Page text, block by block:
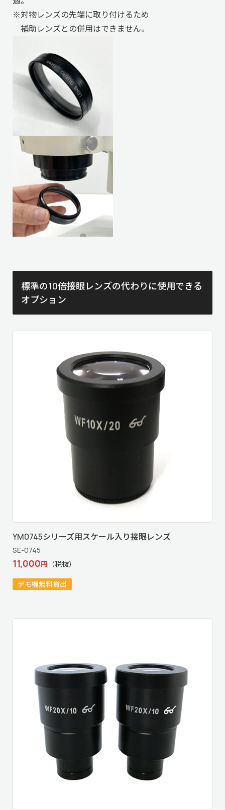
※対物レンズの先端に取り付けるため
補助レンズとの併用はできません。
標準の10倍接眼レンズの代わりに使用できる
オプション
YM0745シリーズ用スケール入り接眼レンズ
SE-0745
11,000円 （税抜）
デモ機無料貸出